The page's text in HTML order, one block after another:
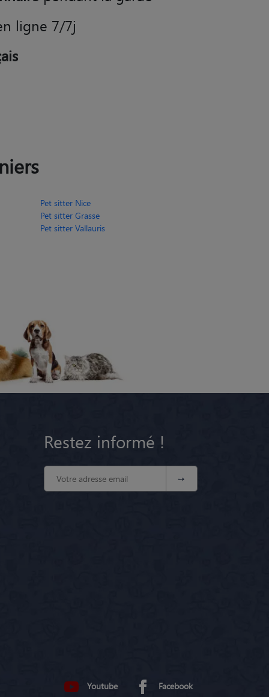
ligne 7/7j
Pet sitter Nice
Pet sitter Grasse
Pet sitter Vallauris
Restez informé !
Youtube Facebook